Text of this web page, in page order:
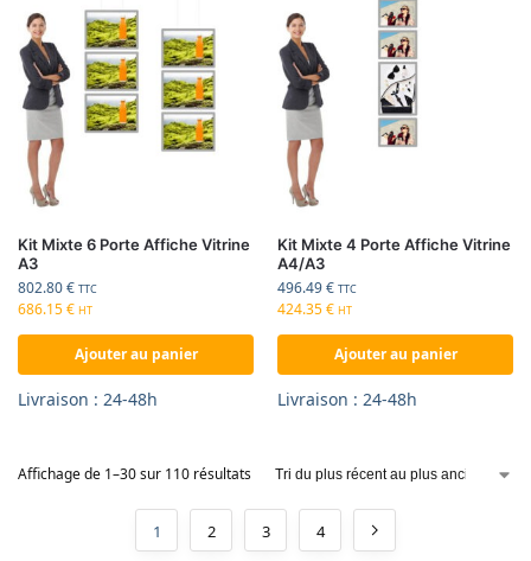
Kit Mixte 6 Porte Affiche Vitrine
A3
802.80€ TTC
686.15€ HT
Ajouter au panier
Livraison : 24-48h
Kit Mixte 4 Porte Affiche Vitrine
A4/A3
496.49€ TTC
424.35€ HT
Ajouter au panier
Livraison : 24-48h
Affichage de 1–30 sur 110 résultats
1 2 3 4